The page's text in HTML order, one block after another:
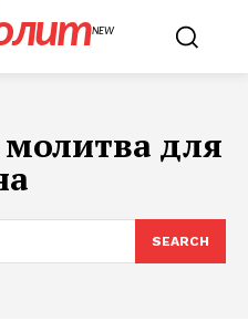
NEW
для
SEARCH